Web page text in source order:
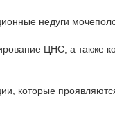
недуги
ЦНС, а также
которые